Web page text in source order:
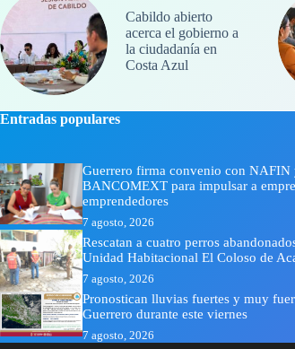
Cabildo abierto
acerca el gobierno a
la ciudadanía en
Costa Azul
Entradas populares
Guerrero firma convenio con NAFIN
BANCOMEXT para impulsar a
emprendedores
7 agosto, 2026
Rescatan a cuatro perros
Unidad Habitacional El Coloso de
7 agosto, 2026
Pronostican lluvias fuertes y muy
Guerrero durante este viernes
7 agosto, 2026